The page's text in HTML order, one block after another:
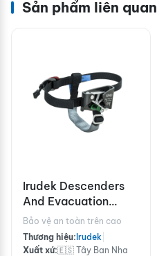
Sản phẩm liên quan
Irudek Descenders
And Evacuation
Systems Stryder L
Bảo vệ an toàn trên cao
Thương hiệu: Irudek
Xuất xứ:🇪🇸 Tây Ban Nha